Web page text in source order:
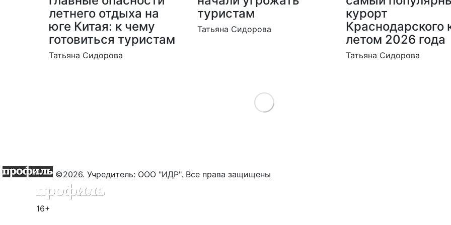
летнего отдыха на
юге Китая: к чему
готовиться туристам
Татьяна Сидорова
туристам
Татьяна Сидорова
курорт
Краснодарского
летом 2026 года
Татьяна Сидорова
Load More
©2026. Учредитель: ООО "ИДР". Все права защищены
16+